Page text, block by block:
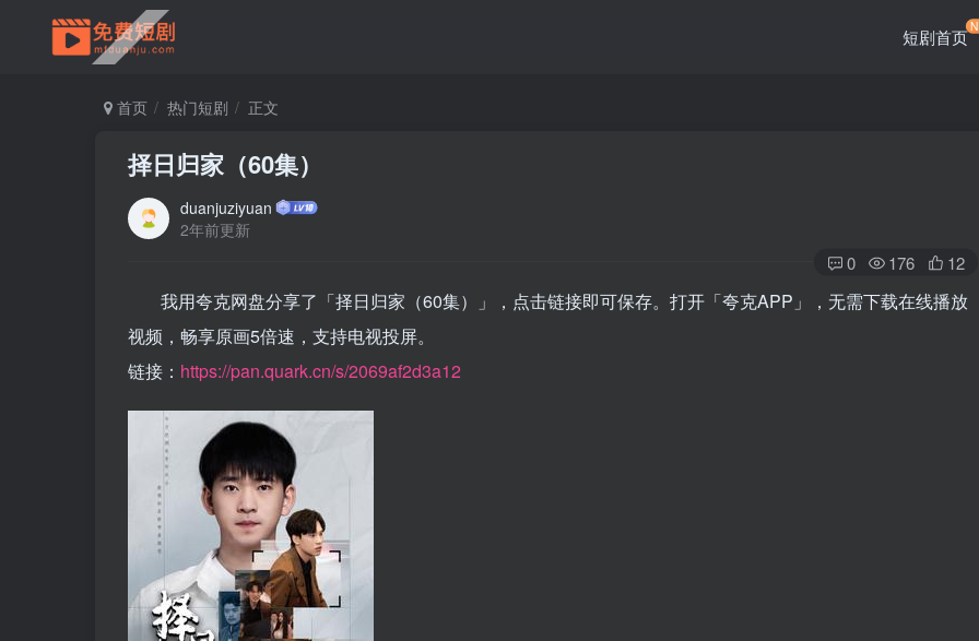
短剧首页
首页 热门短剧 正文
择日归家（60集）
duanjuziyuan
2年前更新
0 176 12
我用夸克网盘分享了「择日归家（60集）」，点击链接即可保存。打开「夸克APP」，无需下载在线播放
视频，畅享原画5倍速，支持电视投屏。
链接： https://pan.quark.cn/s/2069af2d3a12